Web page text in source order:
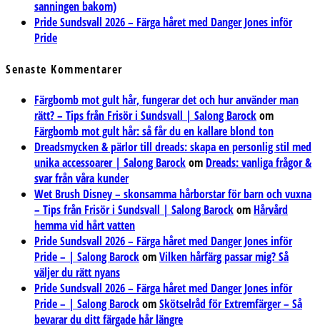
sanningen bakom)
Pride Sundsvall 2026 – Färga håret med Danger Jones inför
Pride
Senaste Kommentarer
Färgbomb mot gult hår, fungerar det och hur använder man
rätt? – Tips från Frisör i Sundsvall | Salong Barockom
Färgbomb mot gult hår: så får du en kallare blond ton
Dreadsmycken & pärlor till dreads: skapa en personlig stil med
unika accessoarer | Salong Barockom Dreads: vanliga frågor &
svar från våra kunder
Wet Brush Disney – skonsamma hårborstar för barn och vuxna
– Tips från Frisör i Sundsvall | Salong Barockom Hårvård
hemma vid hårt vatten
Pride Sundsvall 2026 – Färga håret med Danger Jones inför
Pride – | Salong BarockomVilken hårfärg passar mig? Så
väljer du rätt nyans
Pride Sundsvall 2026 – Färga håret med Danger Jones inför
Pride – | Salong BarockomSkötselråd för Extremfärger – Så
bevarar du ditt färgade hår längre